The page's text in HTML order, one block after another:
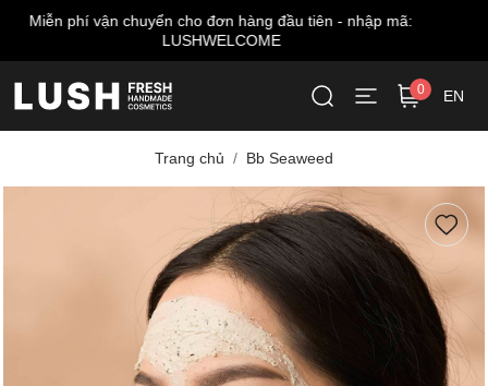
Miễn phí giao hàng cho đơn từ 999.000 VNĐ*
0 EN
Trang chủ Bb Seaweed